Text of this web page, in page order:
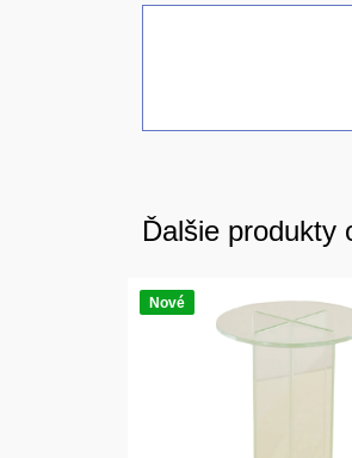
Ďalšie produkty
Nové